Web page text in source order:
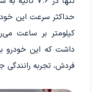
کیلومتر بر ساعت
داشت که این خودرو
فردش، تجربه رانندگی